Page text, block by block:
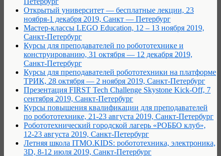
Открытый университет — бесплатные лекции, 23
ноября-1 декабря 2019, Санкт — Петербург
Мастер-классы LEGO Education, 12 – 13 ноября 2019,
Санкт-Петербург
Курсы для преподавателей по робототехнике и
конструированию, 31 октября — 12 декабря 2019,
Санкт-Петербург
Курсы для преподавателей робототехники на платформе
ТРИК, 28 октября — 2 ноября 2019, Санкт-Петербург
Презентация FIRST Tech Challenge Skystone Kick-Off, 7
сентября 2019, Санкт-Петербург
Курсы повышения квалификации для преподавателей
по робототехнике, 21-23 августа 2019, Санкт-Петербург
Робототехнический городской лагерь «РОББО клуб»,
12-23 августа 2019, Санкт-Петербург
Летняя школа ITMO.KIDS: робототехника, электроника,
3D, 8-12 июля 2019, Санкт-Петербург